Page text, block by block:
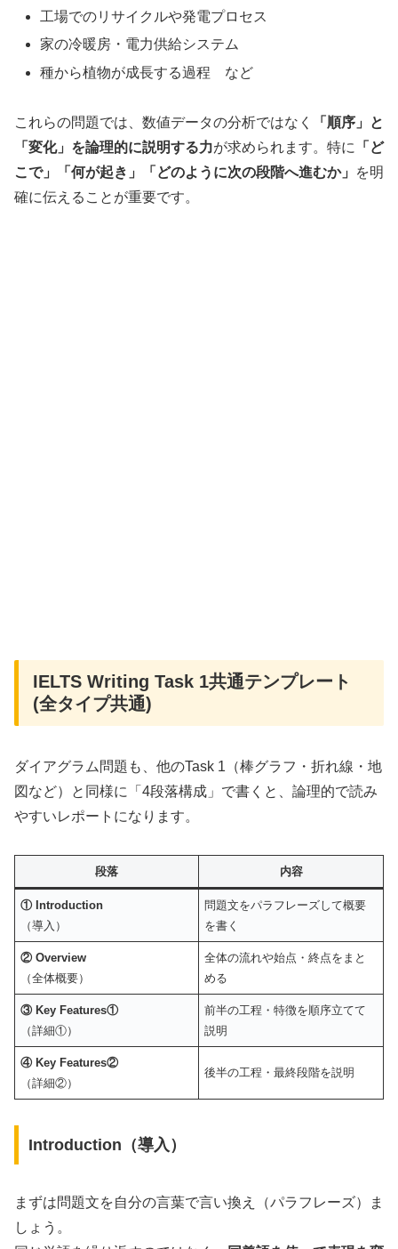
工場でのリサイクルや発電プロセス
家の冷暖房・電力供給システム
種から植物が成長する過程 など
これらの問題では、数値データの分析ではなく
「順序」と
「変化」を論理的に説明する力が求められます。特に
「ど
こで」「何が起き」「どのように次の段階へ進むか」
を明
確に伝えることが重要です。
IELTS Writing Task 1共通テンプレート
(全タイプ共通)
ダイアグラム問題も、他のTask 1（棒グラフ・折れ線・地
図など）と同様に「4段落構成」で書くと、論理的で読み
やすいレポートになります。
段落 内容
① Introduction
（導入）
問題文をパラフレーズして概要
を書く
② Overview
（全体概要）
全体の流れや始点・終点をまと
める
③ Key Features①
（詳細①）
前半の工程・特徴を順序立てて
説明
④ Key Features②
（詳細②）
後半の工程・最終段階を説明
Introduction（導入）
まずは問題文を自分の言葉で言い換え（パラフレーズ）ま
しょう。